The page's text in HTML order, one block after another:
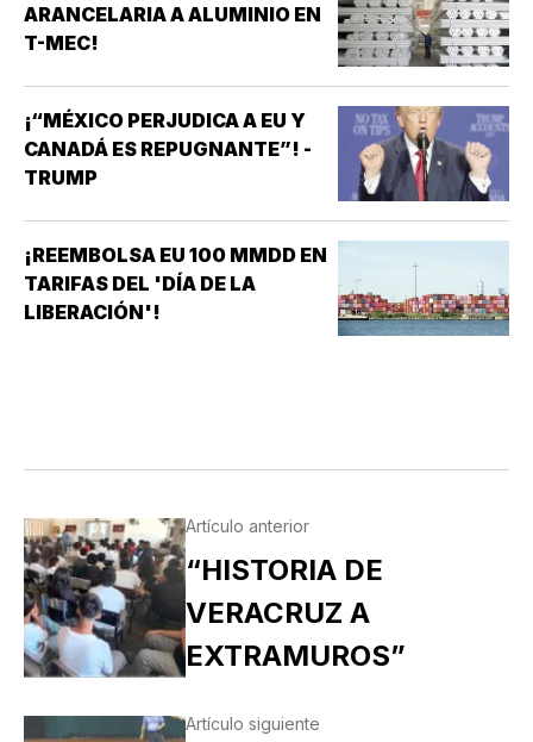
ARANCELARIA A ALUMINIO EN
T-MEC!
¡“MÉXICO PERJUDICA A EU Y
CANADÁ ES REPUGNANTE”! -
TRUMP
¡REEMBOLSA EU 100 MMDD EN
TARIFAS DEL 'DÍA DE LA
LIBERACIÓN'!
Artículo anterior
“HISTORIA DE
VERACRUZ A
EXTRAMUROS”
Artículo siguiente